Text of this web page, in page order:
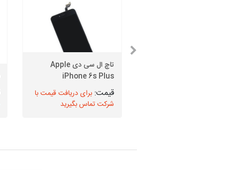
تاچ ال سی دی Apple
iPhone 6s Plus
برای دریافت قیمت با
شرکت تماس بگیرید